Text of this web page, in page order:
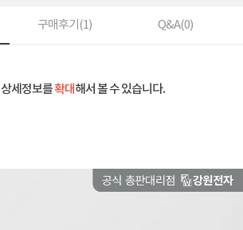
구매후기(1) Q&A(0)
상세정보를확대해서 볼 수 있습니다.